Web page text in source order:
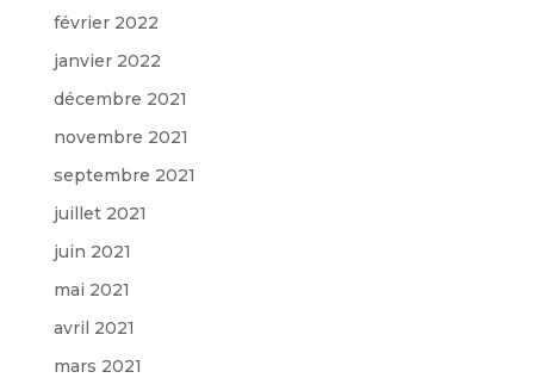
février 2022
janvier 2022
décembre 2021
novembre 2021
septembre 2021
juillet 2021
juin 2021
mai 2021
avril 2021
mars 2021